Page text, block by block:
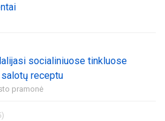
socialiniuose tinkluose
receptu
pramonė